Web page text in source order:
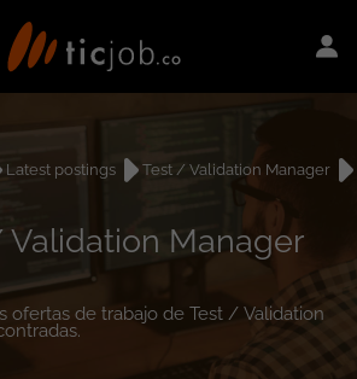
Latest postings
Test / Validation Manager
Validation Manager
ofertas de trabajo de Test / Validation